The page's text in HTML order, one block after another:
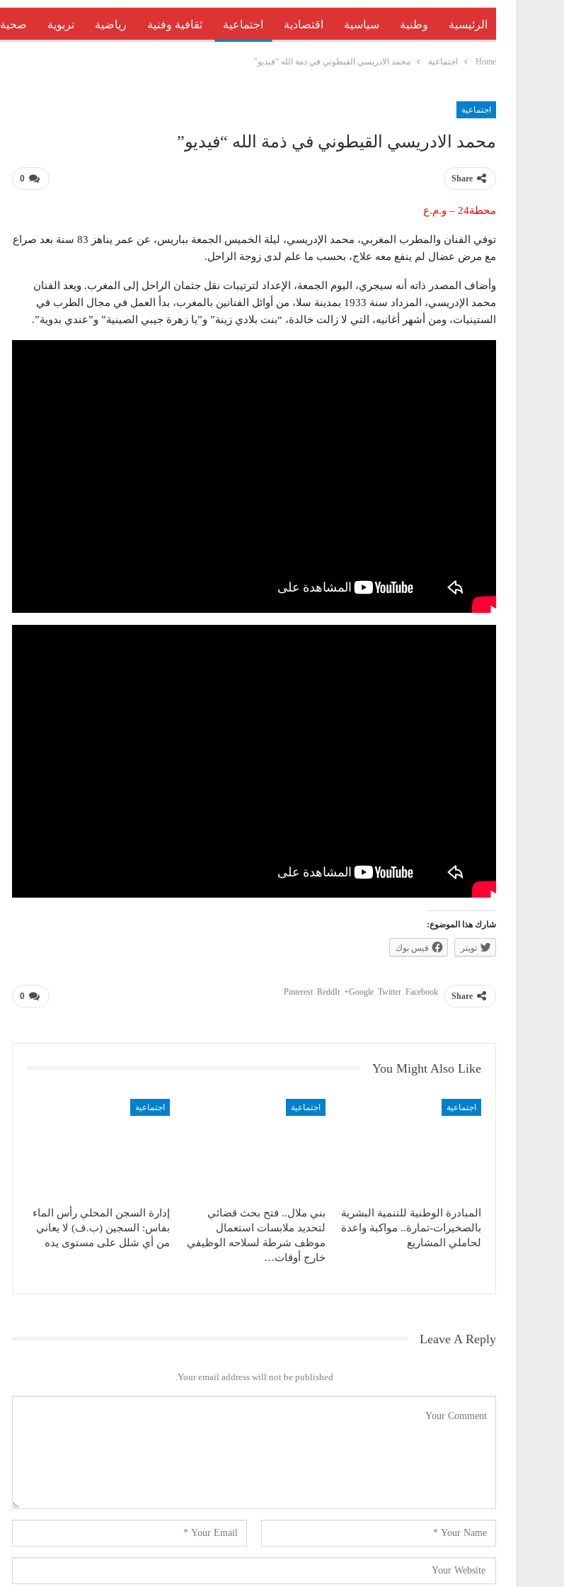
الرئيسية وطنية سياسية اقتصادية اجتماعية ثقافية وفنية رياضية تربوية صحية
Home اجتماعية محمد الادريسي القيطوني في ذمة الله “فيديو”
اجتماعية
محمد الادريسي القيطوني في ذمة الله “فيديو”
0 Share
محطة24 – و.م.ع
توفي الفنان والمطرب المغربي، محمد الإدريسي، ليلة الخميس الجمعة بباريس، عن عمر يناهز 83 سنة بعد صراع
مع مرض عضال لم ينفع معه علاج، بحسب ما علم لدى زوجة الراحل.
وأضاف المصدر ذاته أنه سيجري، اليوم الجمعة، الإعداد لترتيبات نقل جثمان الراحل إلى المغرب. ويعد الفنان
محمد الإدريسي، المزداد سنة 1933 بمدينة سلا، من أوائل الفنانين بالمغرب، بدأ العمل في مجال الطرب في
الستينيات، ومن أشهر أغانيه، التي لا زالت خالدة، “بنت بلادي زينة” و”يا زهرة جيبي الصينية” و”عندي بدوية”.
شارك هذا الموضوع:
تويتر فيس بوك
0 Share
Facebook
Twitter
Google+
ReddIt
Pinterest
You Might Also Like
اجتماعية
المبادرة الوطنية للتنمية البشرية
بالصخيرات-تمارة.. مواكبة واعدة
لحاملي المشاريع
اجتماعية
بني ملال.. فتح بحث قضائي
لتحديد ملابسات استعمال
موظف شرطة لسلاحه الوظيفي
خارج أوقات…
اجتماعية
إدارة السجن المحلي رأس الماء
بفاس: السجين (ب.ف) لا يعاني
من أي شلل على مستوى يده
Leave A Reply
Your email address will not be published.